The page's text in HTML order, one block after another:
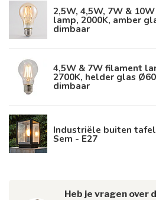
2,5W, 4,5W, 7W &
lamp, 2000K, amber
dimbaar
4,5W & 7W filament
2700K, helder glas
dimbaar
Industriële buiten
Sem - E27
Heb je vragen over